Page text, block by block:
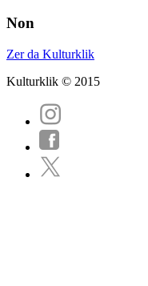
Non
Zer da Kulturklik
Kulturklik © 2015